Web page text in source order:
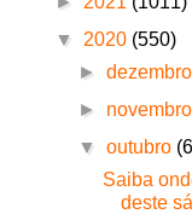
▼ 2020 (550)
►dezembro
► novembro
▼outubro
Saiba
deste